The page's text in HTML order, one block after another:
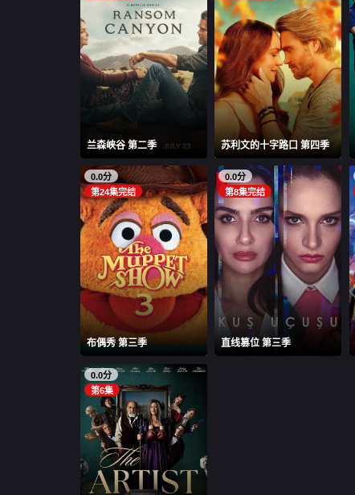
兰森峡谷 第二季 苏利文的十字路口 第四季
0.0分
第24集完结
布偶秀 第三季
0.0分
第8集完结
直线篡位 第三季
0.0分
第6集